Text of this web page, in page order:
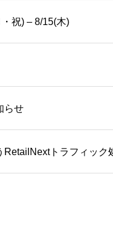
祝) – 8/15(木)
らせ
トラフィッ